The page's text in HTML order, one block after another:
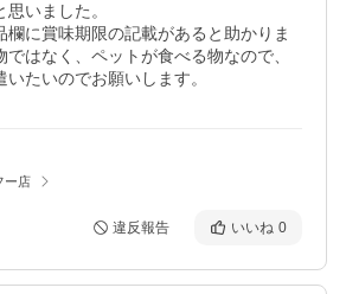
いました。
欄に賞味期限の記載があると助かりま
はなく、ペットが食べる物なので、
たいのでお願いします。
ー店
違反報告 いいね 0